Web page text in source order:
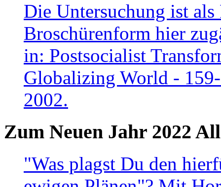
Die Untersuchung ist
Broschürenform hier
in: Postsocialist
Globalizing World -
2002.
Zum Neuen Jahr 2022
"Was plagst Du den